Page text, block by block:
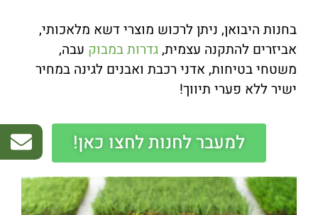
בחנות היבואן, ניתן לרכוש מוצרי דשא מלאכותי,
אביזרים להתקנה עצמית, גדרות במבוק עבה,
משטחי בטיחות, אדני רכבת ואבנים לגינה במחיר
ישיר ללא פערי תיווך!
למעבר לחנות לחצו כאן!